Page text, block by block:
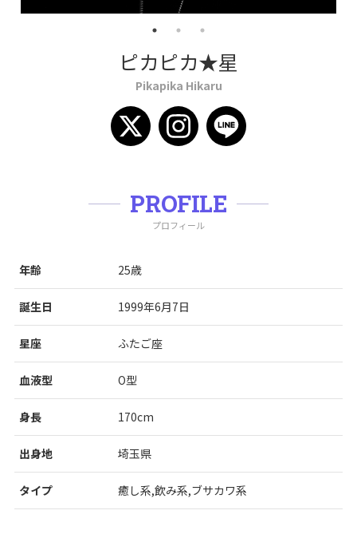
ピカピカ★星
Pikapika Hikaru
PROFILE
プロフィール
年齢 25歳
誕生日 1999年6月7日
星座 ふたご座
血液型 O型
身長 170cm
出身地 埼玉県
タイプ 癒し系,飲み系,ブサカワ系